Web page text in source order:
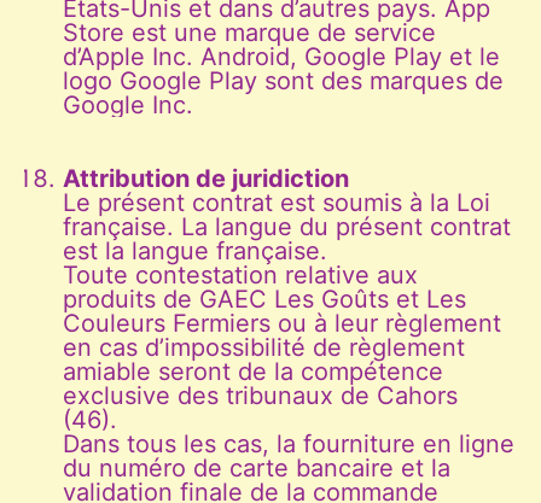
États-Unis et dans d’autres pays. App
Store est une marque de service
d’Apple Inc. Android, Google Play et le
logo Google Play sont des marques de
Google Inc.
Attribution de juridiction
Le présent contrat est soumis à la Loi
française. La langue du présent contrat
est la langue française.
Toute contestation relative aux
produits de GAEC Les Goûts et Les
Couleurs Fermiers ou à leur règlement
en cas d’impossibilité de règlement
amiable seront de la compétence
exclusive des tribunaux de Cahors
(46).
Dans tous les cas, la fourniture en ligne
du numéro de carte bancaire et la
validation finale de la commande